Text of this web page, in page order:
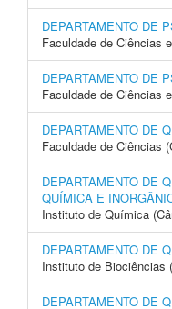
DEPARTAMENTO DE
Faculdade de Ciências
DEPARTAMENTO DE
Faculdade de Ciências
DEPARTAMENTO DE
Faculdade de Ciências
DEPARTAMENTO DE
QUÍMICA E
Instituto de Química
DEPARTAMENTO DE
Instituto de Biociências
DEPARTAMENTO DE